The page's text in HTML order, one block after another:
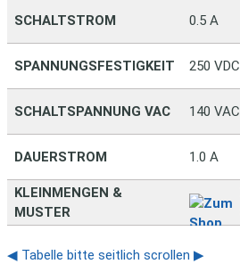
SCHALTSTROM 0.5 A
SPANNUNGSFESTIGKEIT 250 VDC
SCHALTSPANNUNG VAC 140 VAC
DAUERSTROM 1.0 A
KLEINMENGEN &
MUSTER
◀ Tabelle bitte seitlich scrollen ▶